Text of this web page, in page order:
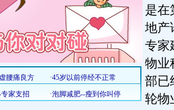
是在
地产
专家
物业
部已
轮物